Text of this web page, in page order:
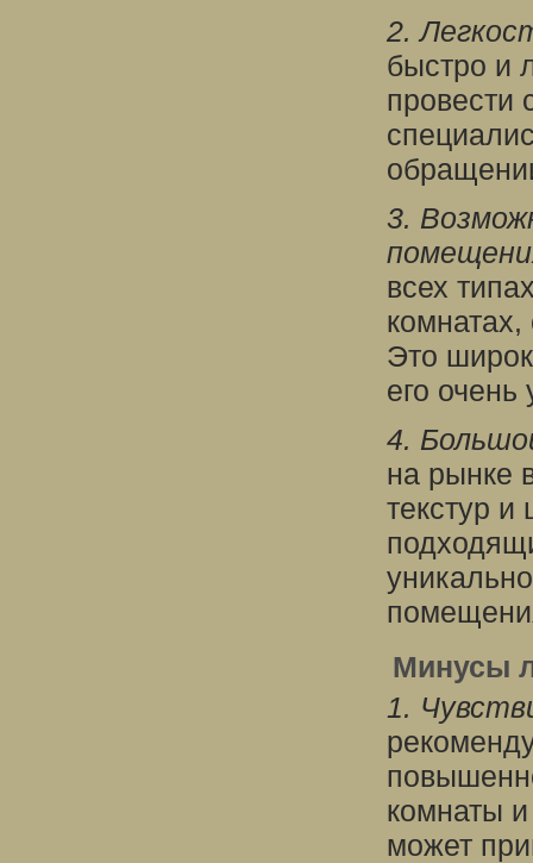
2.
быстро и
провести
3.
всех
Это
его
4.
на рынке
текстур
Минусы
1.
комнаты
может